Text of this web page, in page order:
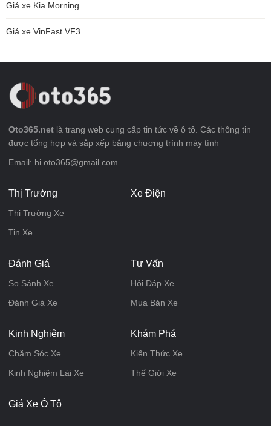
Giá xe Kia Morning
Giá xe VinFast VF3
Oto365.net là trang web cung cấp tin tức về ô tô. Các thông tin
được tổng hợp và sắp xếp bằng chương trình máy tính
Email: hi.oto365@gmail.com
Thị Trường
Thị Trường Xe
Tin Xe
Xe Điện
Đánh Giá
So Sánh Xe
Đánh Giá Xe
Tư Vấn
Hỏi Đáp Xe
Mua Bán Xe
Kinh Nghiệm
Chăm Sóc Xe
Kinh Nghiệm Lái Xe
Khám Phá
Kiến Thức Xe
Thế Giới Xe
Giá Xe Ô Tô